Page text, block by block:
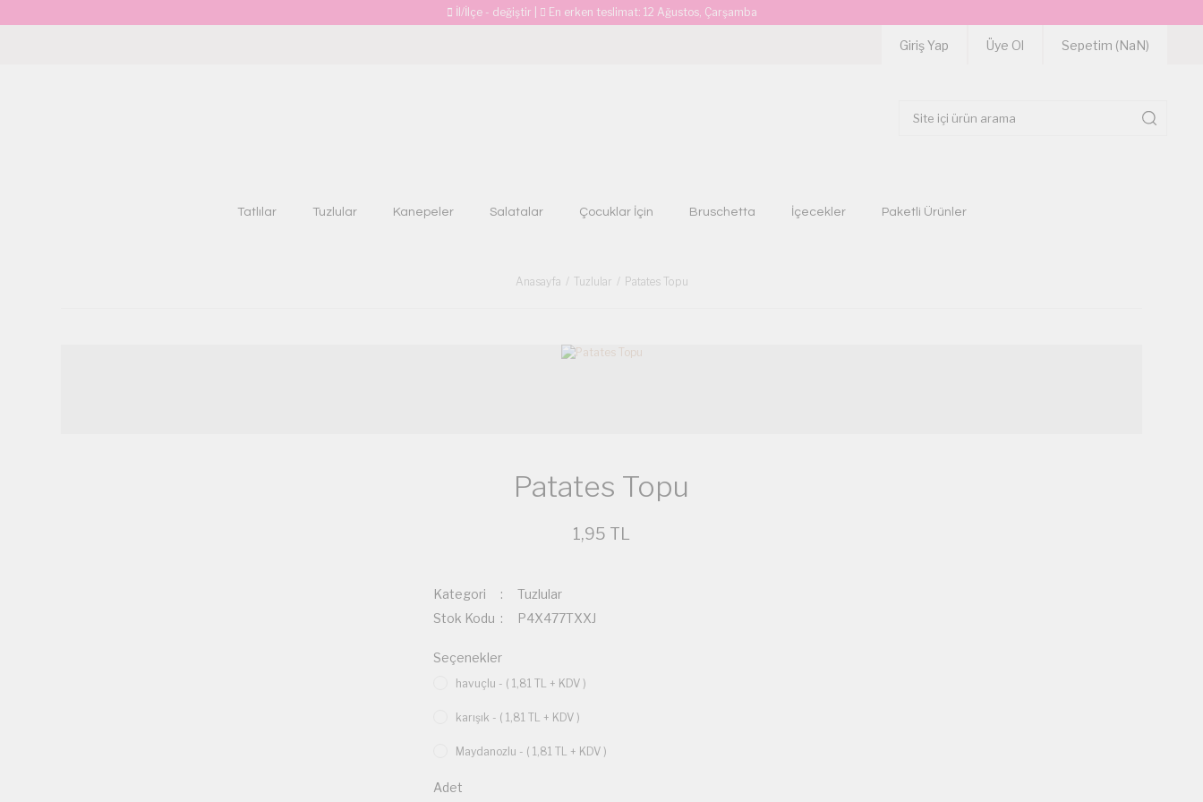
İl/İlçe - değiştir En erken teslimat: 12 Ağustos, Çarşamba
Giriş Yap Üye Ol Sepetim (NaN)
Tatlılar Tuzlular Kanepeler Salatalar Çocuklar İçin Bruschetta İçecekler Paketli Ürünler
Anasayfa Tuzlular Patates Topu
Patates Topu
1,95 TL
Kategori
Tuzlular
Stok Kodu
P4X477TXXJ
Seçenekler
havuçlu - ( 1,81 TL + KDV )
karışık - ( 1,81 TL + KDV )
Maydanozlu - ( 1,81 TL + KDV )
Adet